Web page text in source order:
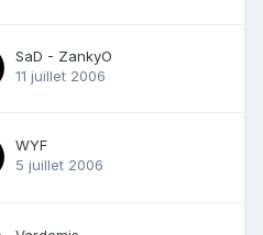
SaD - ZankyO
11 juillet 2006
WYF
5 juillet 2006